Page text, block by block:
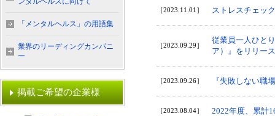
［2023.11.01］ ストレスチェッ
［2023.09.29］
従業員一人ひと
ア）』をリリース
［2023.09.26］ 『失敗しない職
［2023.08.04］ 2022年度、累計
「メンタルヘルス」の用語集
業界のリーディングカンパニ
ー
掲載ご希望の企業様